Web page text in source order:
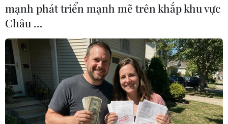
rằng những kẻ buôn lậu ma túy đã nói dối và đổ
tội cho ông nhằm được giảm án tù./.
(TTXVN/Vietnam+)
mạnh phát triển mạnh mẽ trên khắp khu vực
Châu …